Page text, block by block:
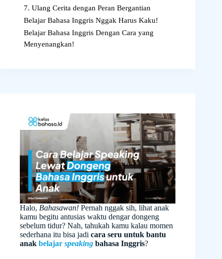
Halo, Bahasawan! Pernah nggak sih, lihat anak
kamu begitu antusias waktu dengar dongeng
sebelum tidur? Nah, tahukah kamu kalau momen
sederhana itu bisa jadi cara seru untuk bantu
anak belajar speaking bahasa Inggris?
7. Ulang Cerita dengan Peran Bergantian
Belajar Bahasa Inggris Nggak Harus Kaku!
Belajar Bahasa Inggris Dengan Cara yang
Menyenangkan!